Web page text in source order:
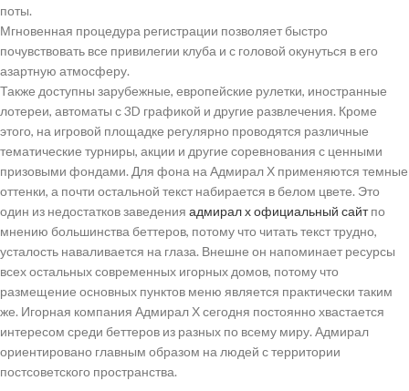
поты.
Мгновенная процедура регистрации позволяет быстро
почувствовать все привилегии клуба и с головой окунуться в его
азартную атмосферу.
Также доступны зарубежные, европейские рулетки, иностранные
лотереи, автоматы с 3D графикой и другие развлечения. Кроме
этого, на игровой площадке регулярно проводятся различные
тематические турниры, акции и другие соревнования с ценными
призовыми фондами. Для фона на Адмирал Х применяются темные
оттенки, а почти остальной текст набирается в белом цвете. Это
один из недостатков заведения адмирал х официальный сайтпо
мнению большинства беттеров, потому что читать текст трудно,
усталость наваливается на глаза. Внешне он напоминает ресурсы
всех остальных современных игорных домов, потому что
размещение основных пунктов меню является практически таким
же. Игорная компания Адмирал Х сегодня постоянно хвастается
интересом среди беттеров из разных по всему миру. Адмирал
ориентировано главным образом на людей с территории
постсоветского пространства.